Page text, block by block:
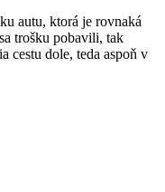
autu, ktorá je rovnaká
trošku pobavili, tak
cestu dole, teda aspoň v